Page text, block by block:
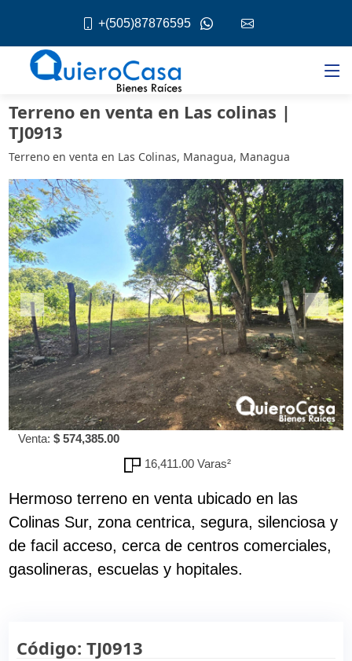
+(505)87876595
Terreno en venta en Las colinas |
TJ0913
Terreno en venta en Las Colinas, Managua, Managua
Venta: $ 574,385.00
16,411.00 Varas²
Hermoso terreno en venta ubicado en las
Colinas Sur, zona centrica, segura, silenciosa y
de facil acceso, cerca de centros comerciales,
gasolineras, escuelas y hopitales.
Código: TJ0913